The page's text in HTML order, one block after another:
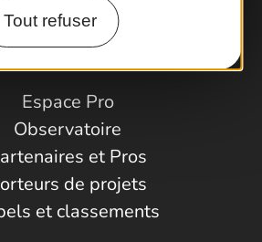
Tout refuser
Comment venir ?
Espace Pro
Observatoire
et Pros
de projets
et classements